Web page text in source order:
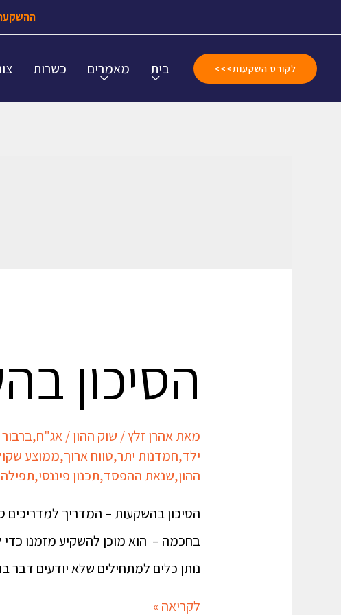
לקורס השקעות>>> בית מאמרים כשרות
הסיכון
מאתאהרן זלץ / שוק ההון/אג"ח,
ילד,חמדנות יתר,טווח ארוך,ממוצע
ההון,שנאת ההפסד,תכנון פיננסי,תפילה
הסיכון בהשקעות – המדריך למדריכים
בחכמה – הוא מוכן להשקיע מזמנו
נותן כלים למתחילים שלא יודעים דבר
לקריאה »